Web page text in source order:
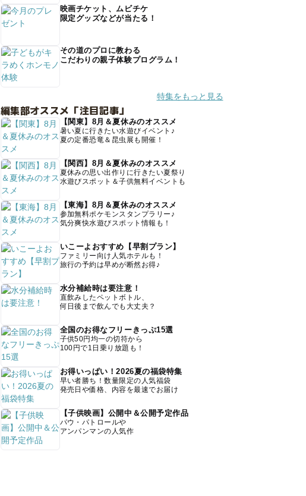
映画チケット、ムビチケ
限定グッズなどが当たる！
その道のプロに教わる
こだわりの親子体験プログラム！
特集をもっと見る
編集部オススメ「注目記事」
【関東】8月＆夏休みのオススメ
暑い夏に行きたい水遊びイベント♪
夏の定番恐竜＆昆虫展も開催！
【関西】8月＆夏休みのオススメ
夏休みの思い出作りに行きたい夏祭り
水遊びスポット＆子供無料イベントも
【東海】8月＆夏休みのオススメ
参加無料ポケモンスタンプラリー♪
気分爽快水遊びスポット情報も！
いこーよおすすめ【早割プラン】
ファミリー向け人気ホテルも！
旅行の予約は早めが断然お得♪
水分補給時は要注意！
直飲みしたペットボトル、
何日後まで飲んでも大丈夫？
全国のお得なフリーきっぷ15選
子供50円均一の切符から
100円で1日乗り放題も！
お得いっぱい！2026夏の福袋特集
早い者勝ち！数量限定の人気福袋
発売日や価格、内容を最速でお届け
【子供映画】公開中＆公開予定作品
パウ・パトロールや
アンパンマンの人気作